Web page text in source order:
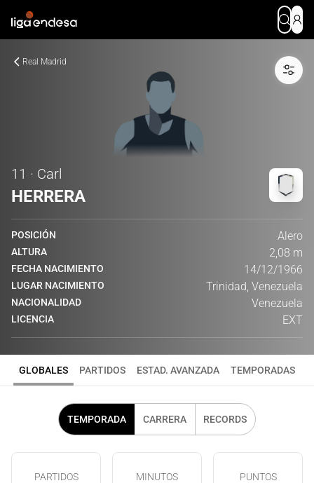
Real Madrid
11 · Carl
HERRERA
POSICIÓN Alero
ALTURA 2,08 m
FECHA NACIMIENTO 14/12/1966
LUGAR NACIMIENTO Trinidad, Venezuela
NACIONALIDAD Venezuela
LICENCIA EXT
GLOBALES PARTIDOS ESTAD. AVANZADA TEMPORADAS
TEMPORADA CARRERA RECORDS
PARTIDOS MINUTOS PUNTOS